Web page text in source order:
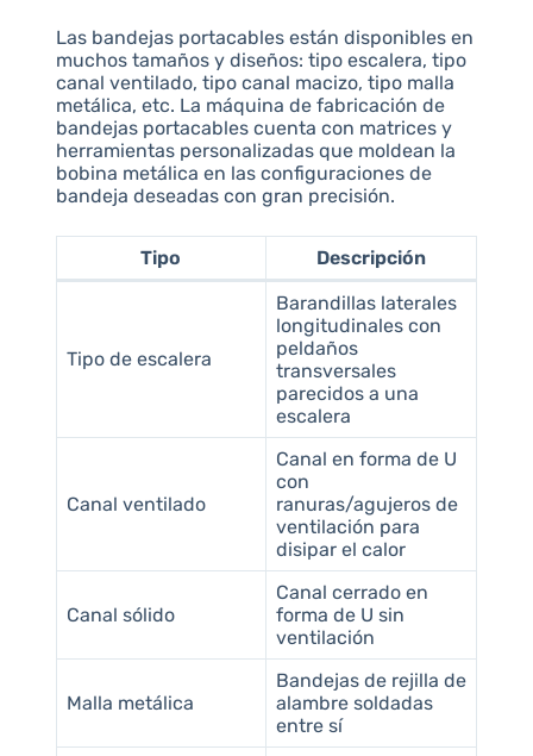
Las bandejas portacables están disponibles en
muchos tamaños y diseños: tipo escalera, tipo
canal ventilado, tipo canal macizo, tipo malla
metálica, etc. La máquina de fabricación de
bandejas portacables cuenta con matrices y
herramientas personalizadas que moldean la
bobina metálica en las configuraciones de
bandeja deseadas con gran precisión.
Tipo Descripción
Tipo de escalera
Barandillas laterales
longitudinales con
peldaños
transversales
parecidos a una
escalera
Canal ventilado
Canal en forma de U
con
ranuras/agujeros de
ventilación para
disipar el calor
Canal sólido
Canal cerrado en
forma de U sin
ventilación
Malla metálica
Bandejas de rejilla de
alambre soldadas
entre sí